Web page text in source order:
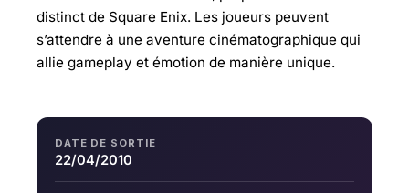
distinct de Square Enix. Les joueurs peuvent
s’attendre à une aventure cinématographique qui
allie gameplay et émotion de manière unique.
DATE DE SORTIE
22/04/2010